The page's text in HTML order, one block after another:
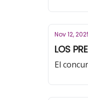
Nov 12,
LOS
El